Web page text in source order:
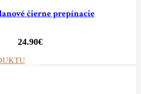
čierne prepínacie
24.90€